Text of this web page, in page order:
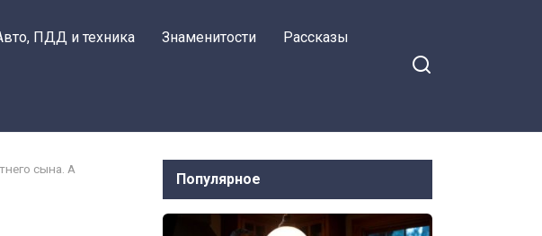
ПДД и техника Знаменитости Рассказы
сына. А
Популярное